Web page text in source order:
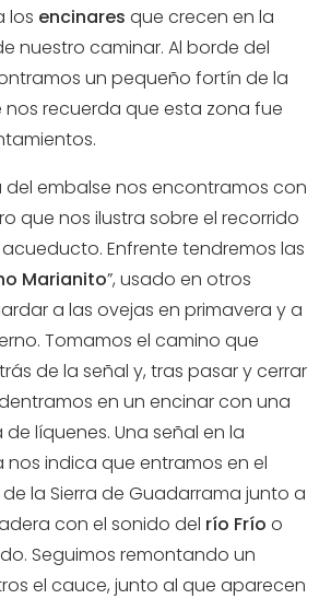
los encinares que crecen en la
nuestro caminar. Al borde del
un pequeño fortín de la
nos recuerda que esta zona fue
del embalse nos encontramos con
que nos ilustra sobre el recorrido
Enfrente tendremos las
Marianito”, usado en otros
a las ovejas en primavera y a
Tomamos el camino que
de la señal y, tras pasar y cerrar
en un encinar con una
líquenes. Una señal en la
nos indica que entramos en el
la Sierra de Guadarrama junto a
con el sonido del río Frío o
Seguimos remontando un
el cauce, junto al que aparecen